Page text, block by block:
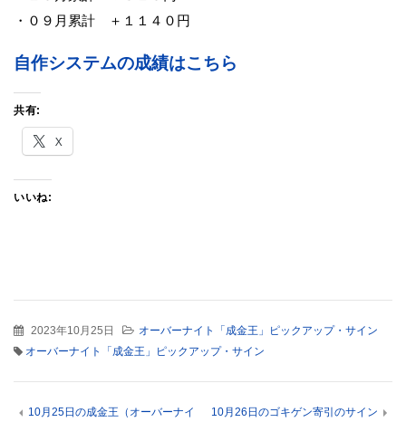
・０９月累計 ＋１１４０円
自作システムの成績はこちら
共有:
X
いいね:
2023年10月25日
オーバーナイト「成金王」ピックアップ・サイン
オーバーナイト「成金王」ピックアップ・サイン
10月25日の成金王（オーバーナイ
10月26日のゴキゲン寄引のサイン